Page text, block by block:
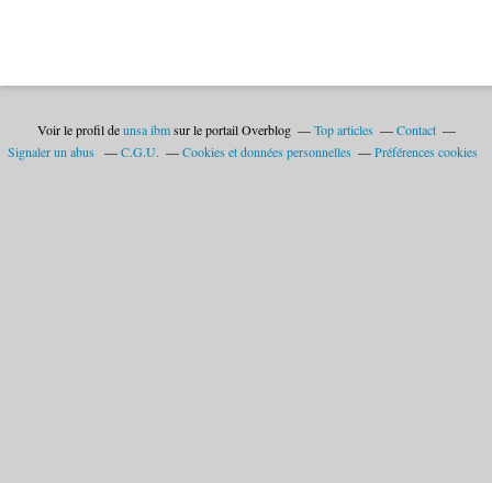
Voir le profil deunsa ibmsur le portail Overblog Top articles
Contact
Signaler un abus
C.G.U. Cookies et données personnelles Préférences cookies